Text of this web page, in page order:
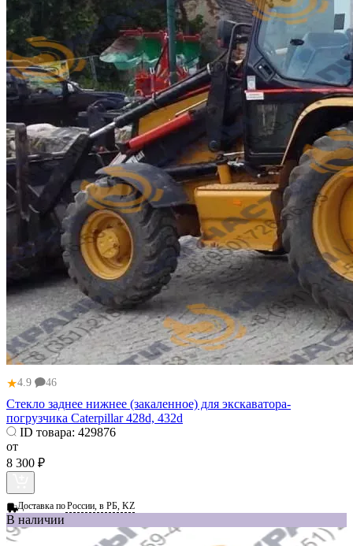
★4.9 46
Стекло заднее нижнее (закаленное) для экскаватора-
погрузчика Caterpillar 428d, 432d
ID товара: 429876
от
8 300 ₽
Доставка поРоссии, в РБ, KZ
В наличии